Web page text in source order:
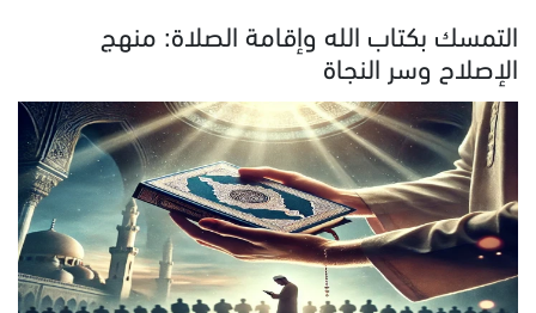
التمسك بكتاب الله وإقامة الصلاة: منهج
الإصلاح وسر النجاة